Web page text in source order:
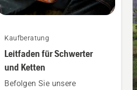
Kaufberatung
Leitfaden für Schwerter
und Ketten
Befolgen Sie unsere